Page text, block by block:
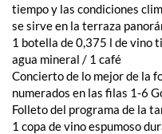
tiempo y las condiciones
se sirve en la terraza
1 botella de 0,375 l de vino
agua mineral / 1 café
Concierto de lo mejor de la
numerados en las filas 1-6
Folleto del programa de la
1 copa de vino espumoso